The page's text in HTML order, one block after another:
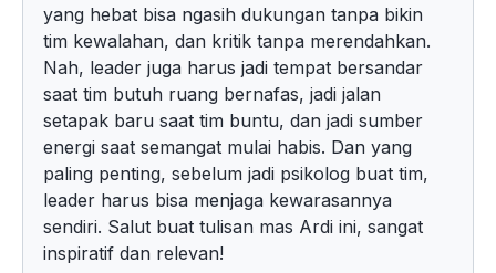
yang hebat bisa ngasih dukungan tanpa bikin
tim kewalahan, dan kritik tanpa merendahkan.
Nah, leader juga harus jadi tempat bersandar
saat tim butuh ruang bernafas, jadi jalan
setapak baru saat tim buntu, dan jadi sumber
energi saat semangat mulai habis. Dan yang
paling penting, sebelum jadi psikolog buat tim,
leader harus bisa menjaga kewarasannya
sendiri. Salut buat tulisan mas Ardi ini, sangat
inspiratif dan relevan!